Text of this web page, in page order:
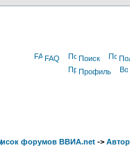
FAQ Поиск
Профиль
форумов ВВИА.net ->